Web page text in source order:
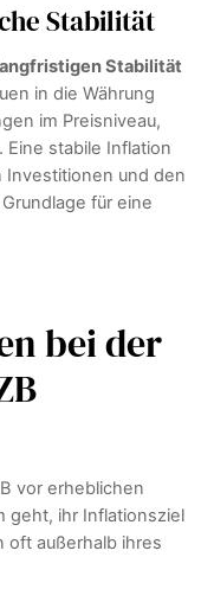
Stabilität
Stabilität
in die Währung
im Preisniveau,
stabile Inflation
Investitionen und den
für eine
bei der
vor erheblichen
geht, ihr Inflationsziel
oft außerhalb ihres